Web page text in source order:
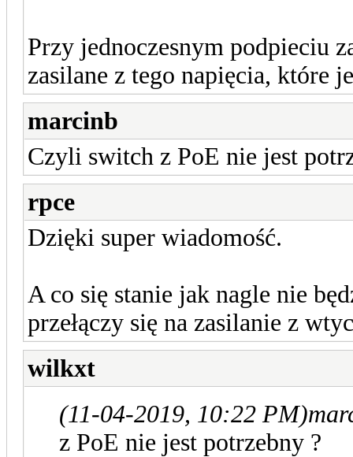
Przy jednoczesnym podpieciu
zasilane z tego napięcia, które
marcinb
Czyli switch z PoE nie jest
rpce
Dzięki super wiadomość.
A co się stanie jak nagle nie
przełączy się na zasilanie z
wilkxt
(11-04-2019, 10:22 PM)
z PoE nie jest potrzebny ?